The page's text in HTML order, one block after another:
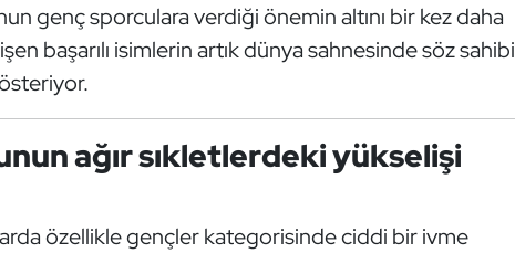
genç sporculara verdiği önemin altını bir kez daha
başarılı isimlerin artık dünya sahnesinde söz sahibi
ağır sıkletlerdeki yükselişi
özellikle gençler kategorisinde ciddi bir ivme